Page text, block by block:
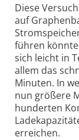
Diese
auf
führen
sich leicht in
allem das
Minuten. In
nun größere
hunderten
erreichen.